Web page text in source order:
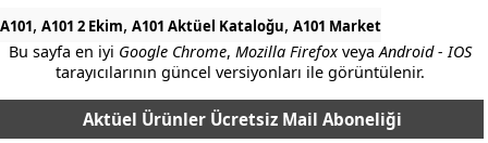
A101, A101 2 Ekim, A101 Aktüel Kataloğu, A101 Market
Bu sayfa en iyi Google Chrome,Mozilla Firefox veyaAndroid - IOS
tarayıcılarının güncel versiyonları ile görüntülenir.
Aktüel Ürünler Ücretsiz Mail Aboneliği